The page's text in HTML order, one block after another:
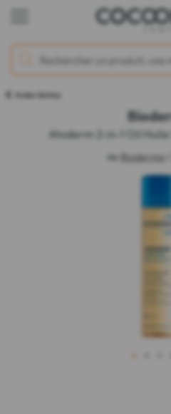
Huiles Sèches
Atoderm 2-in-1 Oil
de Bioderma
1